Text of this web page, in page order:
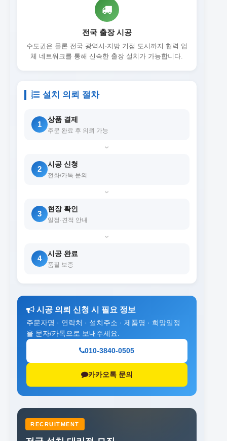
전국 출장 시공
수도권은 물론 전국 광역시·지방 거점 도시까지 협력 업
체 네트워크를 통해 신속한 출장 설치가 가능합니다.
설치 의뢰 절차
1
상품 결제
주문 완료 후 의뢰 가능
›
2
시공 신청
전화/카톡 문의
›
3
현장 확인
일정·견적 안내
›
4
시공 완료
품질 보증
시공 의뢰 신청 시 필요 정보
주문자명 · 연락처 · 설치주소 · 제품명 · 희망일정
을 문자/카톡으로 보내주세요.
010-3840-0505
카카오톡 문의
RECRUITMENT